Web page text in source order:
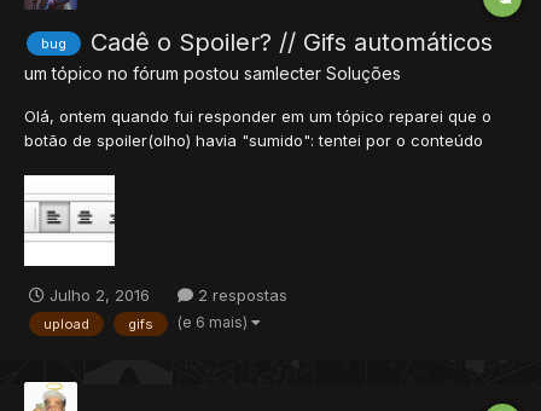
bug Cadê o Spoiler? // Gifs automáticos
um tópico no fórum postou samlecter Soluções
Olá, ontem quando fui responder em um tópico reparei que o
botão de spoiler(olho) havia "sumido": tentei por o conteúdo
spoiler sem o botão (antigamente <spoile...
Julho 2, 2016 2 respostas
upload gifs (e 6 mais)